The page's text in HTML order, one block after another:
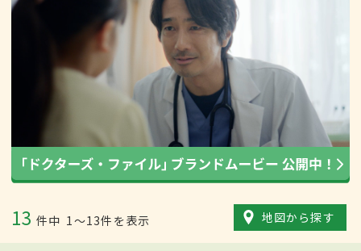
13 件中 1〜13件を表示 地図から探す